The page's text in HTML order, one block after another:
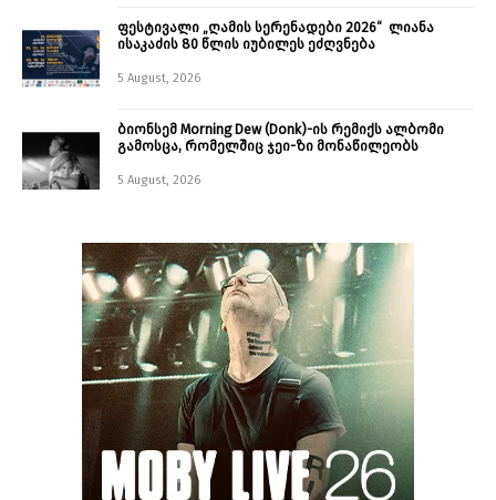
ფესტივალი „ღამის სერენადები 2026“ ლიანა
ისაკაძის 80 წლის იუბილეს ეძღვნება
5 August, 2026
ბიონსემ Morning Dew (Donk)-ის რემიქს ალბომი
გამოსცა, რომელშიც ჯეი-ზი მონაწილეობს
5 August, 2026